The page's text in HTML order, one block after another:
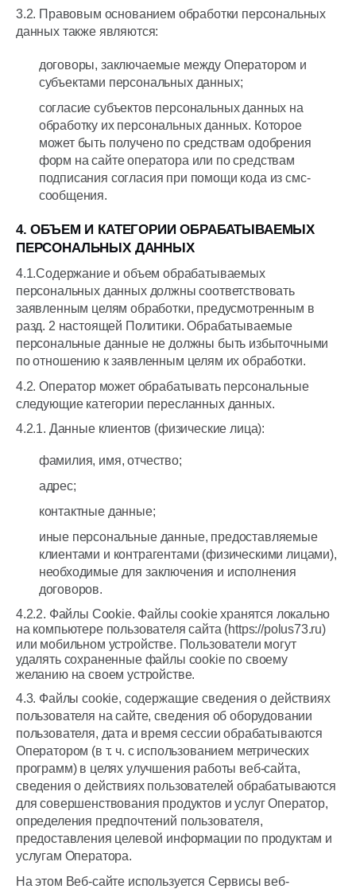
3.2. Правовым основанием обработки персональных
данных также являются:
договоры, заключаемые между Оператором и
субъектами персональных данных;
согласие субъектов персональных данных на
обработку их персональных данных. Которое
может быть получено по средствам одобрения
форм на сайте оператора или по средствам
подписания согласия при помощи кода из смс-
сообщения.
4. ОБЪЕМ И КАТЕГОРИИ ОБРАБАТЫВАЕМЫХ
ПЕРСОНАЛЬНЫХ ДАННЫХ
4.1.Содержание и объем обрабатываемых
персональных данных должны соответствовать
заявленным целям обработки, предусмотренным в
разд. 2 настоящей Политики. Обрабатываемые
персональные данные не должны быть избыточными
по отношению к заявленным целям их обработки.
4.2. Оператор может обрабатывать персональные
следующие категории пересланных данных.
4.2.1. Данные клиентов (физические лица):
фамилия, имя, отчество;
адрес;
контактные данные;
иные персональные данные, предоставляемые
клиентами и контрагентами (физическими лицами),
необходимые для заключения и исполнения
договоров.
4.2.2. Файлы Сookie. Файлы cookie хранятся локально
на компьютере пользователя сайта (https://polus73.ru)
или мобильном устройстве. Пользователи могут
удалять сохраненные файлы cookie по своему
желанию на своем устройстве.
4.3. Файлы cookie, содержащие сведения о действиях
пользователя на сайте, сведения об оборудовании
пользователя, дата и время сессии обрабатываются
Оператором (в т. ч. с использованием метрических
программ) в целях улучшения работы веб-сайта,
сведения о действиях пользователей обрабатываются
для совершенствования продуктов и услуг Оператор,
определения предпочтений пользователя,
предоставления целевой информации по продуктам и
услугам Оператора.
На этом Веб-сайте используется Сервисы веб-